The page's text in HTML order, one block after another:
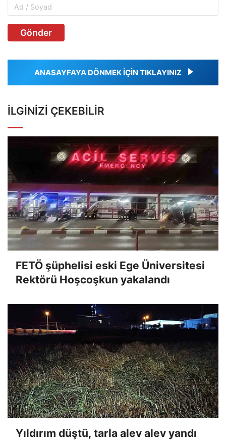
Gönder
ANASAYFAYA DÖNMEK İÇİN TIKLAYINIZ
İLGINIZI ÇEKEBILIR
FETÖ şüphelisi eski Ege Üniversitesi
Rektörü Hoşcoşkun yakalandı
Yıldırım düştü, tarla alev alev yandı